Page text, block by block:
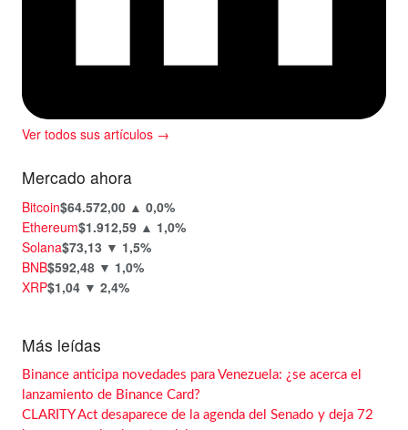
Ver todos sus artículos →
Mercado ahora
Bitcoin$64.572,00 ▲ 0,0%
Ethereum$1.912,59 ▲ 1,0%
Solana$73,13 ▼ 1,5%
BNB$592,48 ▼ 1,0%
XRP$1,04 ▼ 2,4%
Más leídas
Binance anticipa novedades para Venezuela: ¿se acerca el
lanzamiento de Binance Card?
CLARITY Act desaparece de la agenda del Senado y deja 72